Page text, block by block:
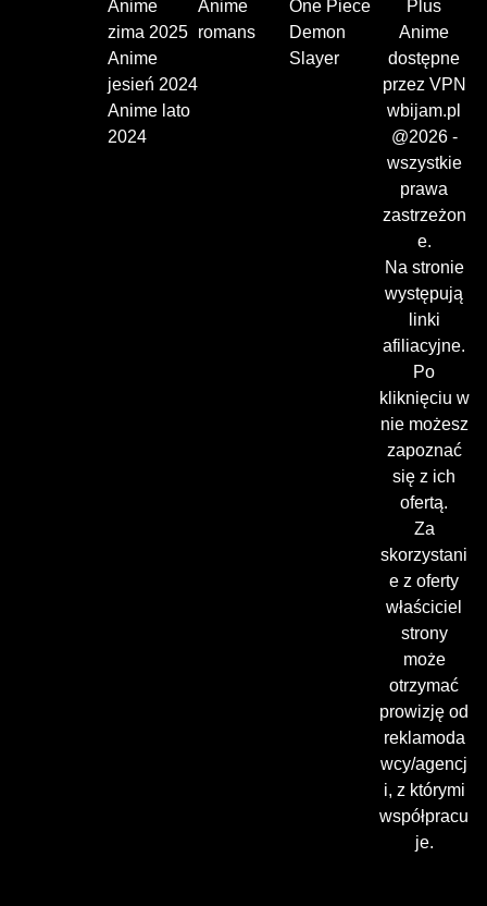
Anime
zima 2025
Anime
jesień 2024
Anime lato
2024
Anime
romans
One Piece
Demon
Slayer
Plus
Anime
dostępne
przez VPN
wbijam.pl
@2026 -
wszystkie
prawa
zastrzeżon
e.
Na stronie
występują
linki
afiliacyjne.
Po
kliknięciu w
nie możesz
zapoznać
się z ich
ofertą.
Za
skorzystani
e z oferty
właściciel
strony
może
otrzymać
prowizję od
reklamoda
wcy/agencj
i, z którymi
współpracu
je.